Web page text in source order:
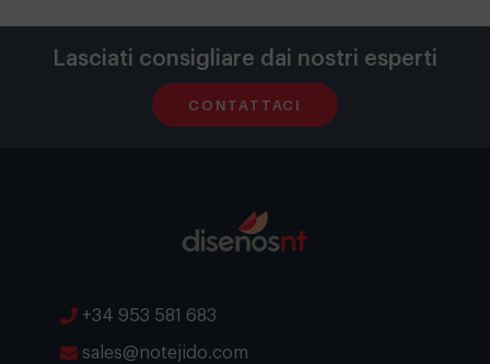
Lasciati consigliare dai nostri esperti
CONTATTACI
+34 953 581 683
sales@notejido.com